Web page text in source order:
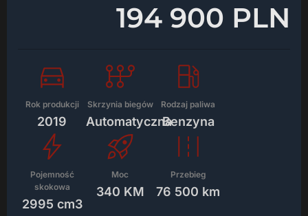
194 900 PLN
Rok produkcji
2019
Skrzynia biegów
Automatyczna
Rodzaj paliwa
Benzyna
Pojemność
skokowa
2995 cm3
Moc
340 KM
Przebieg
76 500 km